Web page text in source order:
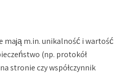
mają m.in. unikalność i wartość
(np. protokół
stronie czy współczynnik